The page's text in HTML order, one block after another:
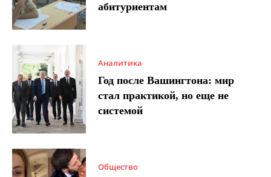
абитуриентам
Аналитика
Год после Вашингтона: мир
стал практикой, но еще не
системой
Общество